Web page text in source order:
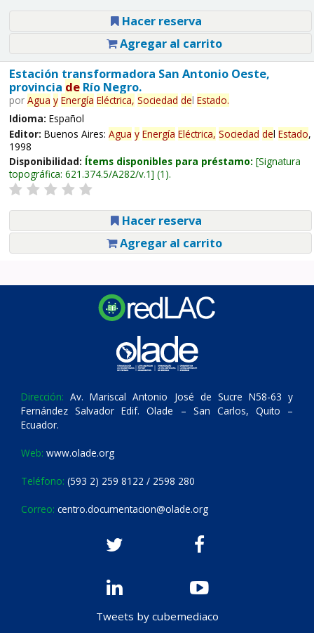
Hacer reserva
Agregar al carrito
Estación transformadora San Antonio Oeste,
provincia deRío Negro.
por Agua y Energía Eléctrica, Sociedad del Estado.
Idioma: Español
Editor: Buenos Aires: Agua y Energía Eléctrica, Sociedad del Estado,
1998
Disponibilidad: Ítems disponibles para préstamo: Signatura
topográfica: 621.374.5/A282/v.1 (1).
Hacer reserva
Agregar al carrito
Dirección: Av. Mariscal Antonio José de Sucre N58-63 y
Fernández Salvador Edif. Olade – San Carlos, Quito –
Ecuador.
Web: www.olade.org
Teléfono: (593 2) 259 8122 / 2598 280
Correo: centro.documentacion@olade.org
Tweets by cubemediaco